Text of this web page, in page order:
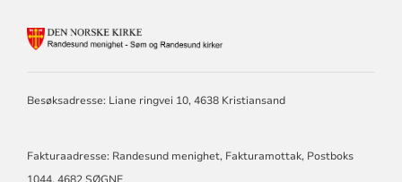
-
RANDESUND
Besøksadresse: Liane ringvei 10, 4638 Kristiansand
Fakturaadresse: Randesund menighet, Fakturamottak, Postboks